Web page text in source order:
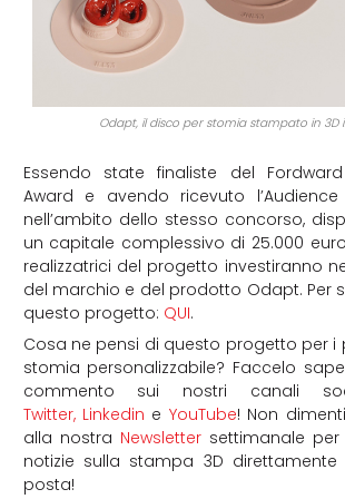
Odapt, il disco per stomia stampato in 3D
Essendo state finaliste del
Award e avendo ricevuto
nell’ambito dello stesso concorso,
un capitale complessivo di 25.000
realizzatrici del progetto investiranno
del marchio e del prodotto Odapt. Per
questo progetto: QUI.
Cosa ne pensi di questo progetto per i
stomia personalizzabile? Faccelo
commento sui nostri canali
Twitter, Linkedin e YouTube! Non
alla nostra Newslettersettimanale per
notizie sulla stampa 3D
posta!